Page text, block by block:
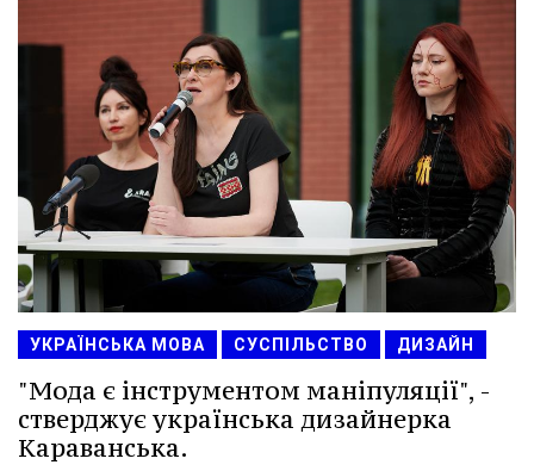
УКРАЇНСЬКА МОВА СУСПІЛЬСТВО ДИЗАЙН
"Мода є інструментом маніпуляції", -
стверджує українська дизайнерка
Караванська.